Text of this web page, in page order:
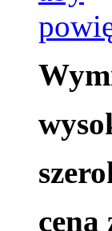
cena